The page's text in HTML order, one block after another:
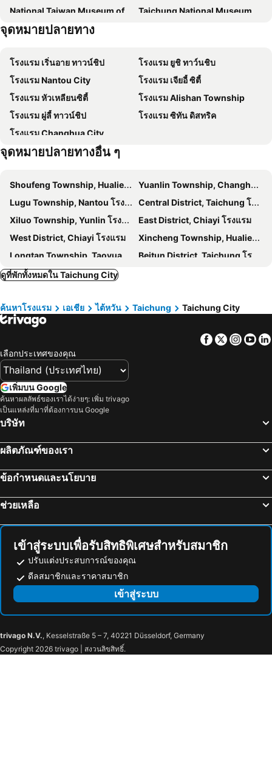
โรงแรมมิลเลนเนียม ไถจง
53 Hotel
โรงแรมอินเฮาส์ ไถจง
โรงแรมกีวีเอ็กซ์เพรส
เคโกลด์
โรงแรมบัตเลอร์ (เดิมคือโรงแรมพลาซ่า)
ไถจง บ็อกซ์ ดีไซน์โฮเทล
Feng Chia Hygge
Hotel Maple Taiwan Boulevard
Green Hotel - Fengjia
โรงแรมบราโว
Mu Pinju Hotel
Intercontinental Taichung
Fairfield By Marriott Taichung
台中逢甲九九商旅 台中出差 台中團體訂房 台中國旅卡
Jin Jiang Inn Xuzhou Feng County Bus Station
The Royal Taichung
Mr.Petter
โรงแรมไอ-ดีล
Half
Moqiuliliuchuanxinglu
Taichung Charming City Hotel
National Taiwan Museum of Fine Arts
Taichung National Museum of Natural Science
Lugang Mazu Temple
Taichung Hofong Bike Path
Hehuanshan
Dakeng Scenary Area
จุดหมายปลายทาง
โรงแรม เริ่นอาย ทาวน์ชิป
โรงแรม ยูชิ ทาว์นชิบ
โรงแรม Nantou City
โรงแรม เจียอี้ ซิตี้
โรงแรม หัวเหลียนซิตี้
โรงแรม Alishan Township
โรงแรม ผู่ลี้ ทาวน์ชิป
โรงแรม ซิทัน ดิสทริค
โรงแรม Changhua City
จุดหมายปลายทางอื่น ๆ
Shoufeng Township, Hualien โรงแรม
Yuanlin Township, Changhua โรงแรม
Lugu Township, Nantou โรงแรม
Central District, Taichung โรงแรม
Xiluo Township, Yunlin โรงแรม
East District, Chiayi โรงแรม
West District, Chiayi โรงแรม
Xincheng Township, Hualien โรงแรม
Longtan Township, Taoyuan โรงแรม
Beitun District, Taichung โรงแรม
Dali District, Taichung โรงแรม
Douliu City, Yunlin โรงแรม
Miaoli City, Miaoli โรงแรม
Huwei Township, Yunlin โรงแรม
อิสต์ ดิสทริคท์, Hsinchu โรงแรม
เริ่นอาย ทาวน์ชิป, Nantou โรงแรม
Dayuan Township, Taoyuan โรงแรม
Nantou City, Nantou โรงแรม
หัวเหลียนซิตี้, Hualien โรงแรม
หวั่นหัว, ไทเป โรงแรม
ดูที่พักทั้งหมดใน Taichung City
ค้นหาโรงแรม เอเชีย ไต้หวัน Taichung Taichung City
Facebook
Twitter
เลือกประเทศของคุณ
เพิ่มบน Google
ค้นหาผลลัพธ์ของเราได้ง่ายๆ: เพิ่ม trivago
เป็นแหล่งที่มาที่ต้องการบน Google
บริษัท
ผลิตภัณฑ์ของเรา
ข้อกำหนดและนโยบาย
ช่วยเหลือ
เข้าสู่ระบบเพื่อรับสิทธิพิเศษสำหรับสมาชิก
ปรับแต่งประสบการณ์ของคุณ
ดีลสมาชิกและราคาสมาชิก
เข้าสู่ระบบ
trivago N.V., Kesselstraße 5 – 7, 40221 Düsseldorf, Germany
Copyright 2026 trivago | สงวนลิขสิทธิ์.